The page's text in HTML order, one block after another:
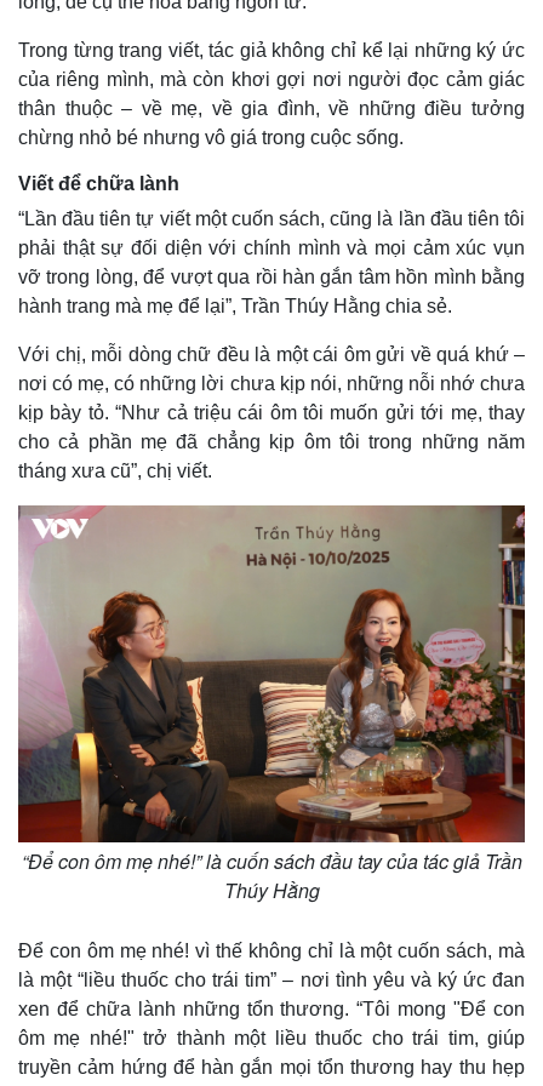
Trong từng trang viết, tác giả không chỉ kể lại những ký ức
của riêng mình, mà còn khơi gợi nơi người đọc cảm giác
thân thuộc – về mẹ, về gia đình, về những điều tưởng
chừng nhỏ bé nhưng vô giá trong cuộc sống.
Viết để chữa lành
“Lần đầu tiên tự viết một cuốn sách, cũng là lần đầu tiên tôi
phải thật sự đối diện với chính mình và mọi cảm xúc vụn
vỡ trong lòng, để vượt qua rồi hàn gắn tâm hồn mình bằng
hành trang mà mẹ để lại”, Trần Thúy Hằng chia sẻ.
Với chị, mỗi dòng chữ đều là một cái ôm gửi về quá khứ –
nơi có mẹ, có những lời chưa kịp nói, những nỗi nhớ chưa
kịp bày tỏ. “Như cả triệu cái ôm tôi muốn gửi tới mẹ, thay
cho cả phần mẹ đã chẳng kịp ôm tôi trong những năm
tháng xưa cũ”, chị viết.
“Để con ôm mẹ nhé!” là cuốn sách đầu tay của tác giả Trần
Thúy Hằng
Để con ôm mẹ nhé! vì thế không chỉ là một cuốn sách, mà
là một “liều thuốc cho trái tim” – nơi tình yêu và ký ức đan
xen để chữa lành những tổn thương. “Tôi mong "Để con
ôm mẹ nhé!" trở thành một liều thuốc cho trái tim, giúp
truyền cảm hứng để hàn gắn mọi tổn thương hay thu hẹp